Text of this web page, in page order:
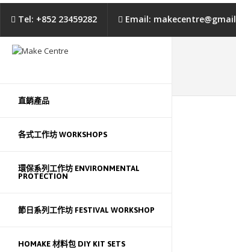
Tel: +852 23459282 Email:
直銷產品
各式工作坊 WORKSHOPS
環保系列工作坊 ENVIRONMENTAL
PROTECTION
節日系列工作坊 FESTIVAL WORKSHOP
HOMAKE 材料包 DIY KIT SETS